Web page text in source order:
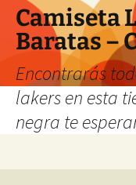
Camiseta
Baratas –
Encontrarás
lakers en esta
negra te